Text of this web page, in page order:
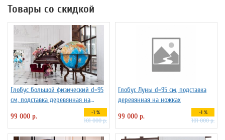
Товары со скидкой
Глобус большой физический d=95
см, подставка деревянная на
99 000 р. -1 %
101 000 р.
Глобус Луны d=95 см, подставка
деревянная на ножках
99 000 р.
-1 %
101 000 р.